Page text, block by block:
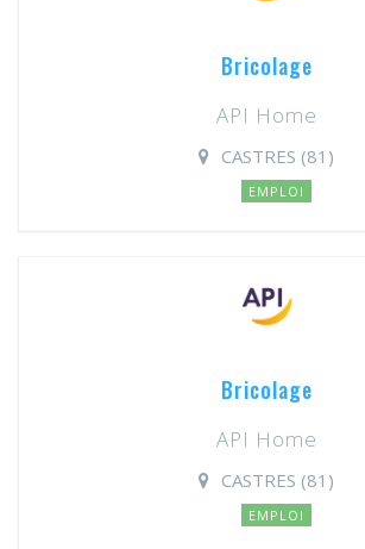
Bricolage
API Home
CASTRES (81)
EMPLOI
Bricolage
API Home
CASTRES (81)
EMPLOI